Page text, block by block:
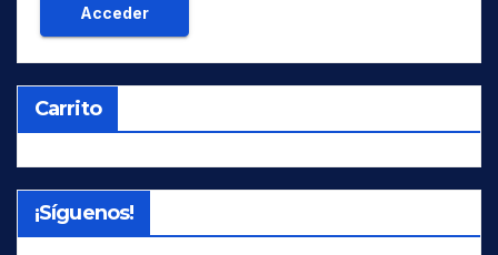
Carrito
¡Síguenos!